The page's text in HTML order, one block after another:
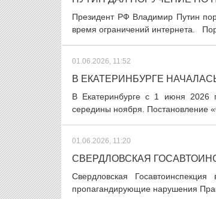
Президент РФ Владимир Путин
время ограничений интернета.
01.06.2026, 11:52
В ЕКАТЕРИНБУРГЕ
В Екатеринбурге с 1 июня 2026
середины ноября. Постановление
01.06.2026, 11:20
СВЕРДЛОВСКАЯ
Свердловская
пропагандирующие нарушения